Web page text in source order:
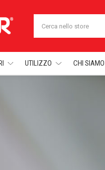
UTILIZZO CHI SIAMO